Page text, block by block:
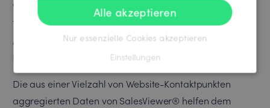
Website-Traffic zu identifizieren, suchte Stepstone ein
Tool für den globalen Einsatz, das den hohen
Anforderungen an Datenqualität, Sicherheit und
Datenschutz gerecht wird.
Die aus einer Vielzahl von Website-Kontaktpunkten
aggregierten Daten von SalesViewer® helfen dem
Alle akzeptieren
Nur essenzielle Cookies akzeptieren
Einstellungen